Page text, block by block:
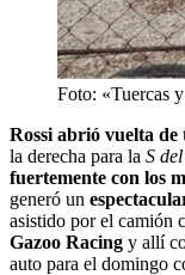
Foto: «Tuercas
Rossi abrió vuelta de
la derecha para la S
fuertemente con los
generó un
asistido por el camión
Gazoo Racing y allí
auto para el domingo